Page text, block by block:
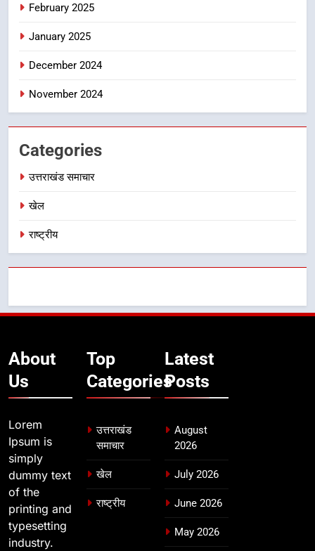
February 2025
January 2025
December 2024
November 2024
Categories
उत्तराखंड समाचार
खेल
राष्ट्रीय
About
Us
Lorem
Ipsum is
simply
dummy text
of the
printing and
typesetting
industry.
Top
Categories
उत्तराखंड
समाचार
खेल
राष्ट्रीय
Latest
Posts
August
2026
July 2026
June 2026
May 2026